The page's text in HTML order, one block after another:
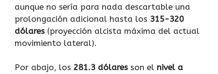
aunque no sería para nada descartable una
prolongación adicional hasta los 315-320
dólares (proyección alcista máxima del actual
movimiento lateral).
Por abajo, los 281.3 dólares son el nivel a